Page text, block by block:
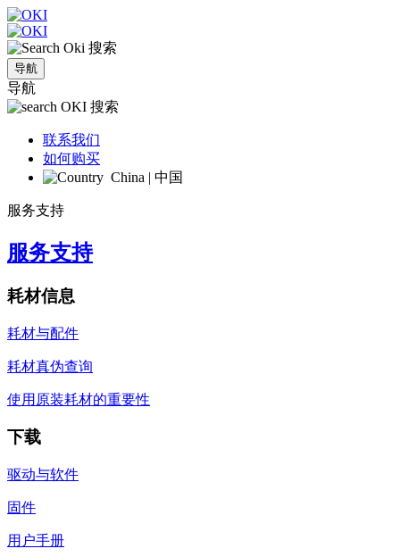
搜索
导航
导航
搜索
联系我们
如何购买
China | 中国
服务支持
服务支持
耗材信息
耗材与配件
耗材真伪查询
使用原装耗材的重要性
下载
驱动与软件
固件
用户手册